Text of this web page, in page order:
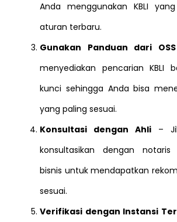
Anda menggunakan KBLI
aturan terbaru.
Gunakan Panduan dari OSS
menyediakan pencarian KBLI
kunci sehingga Anda bisa
yang paling sesuai.
Konsultasi dengan Ahli –
konsultasikan dengan
bisnis untuk mendapatkan
sesuai.
Verifikasi dengan Instansi